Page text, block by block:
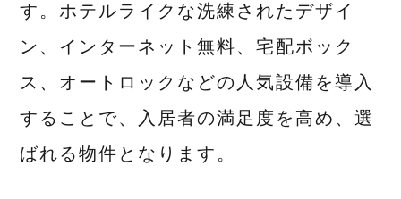
す。ホテルライクな洗練されたデザイ
ン、インターネット無料、宅配ボック
ス、オートロックなどの人気設備を導入
することで、入居者の満足度を高め、選
ばれる物件となります。